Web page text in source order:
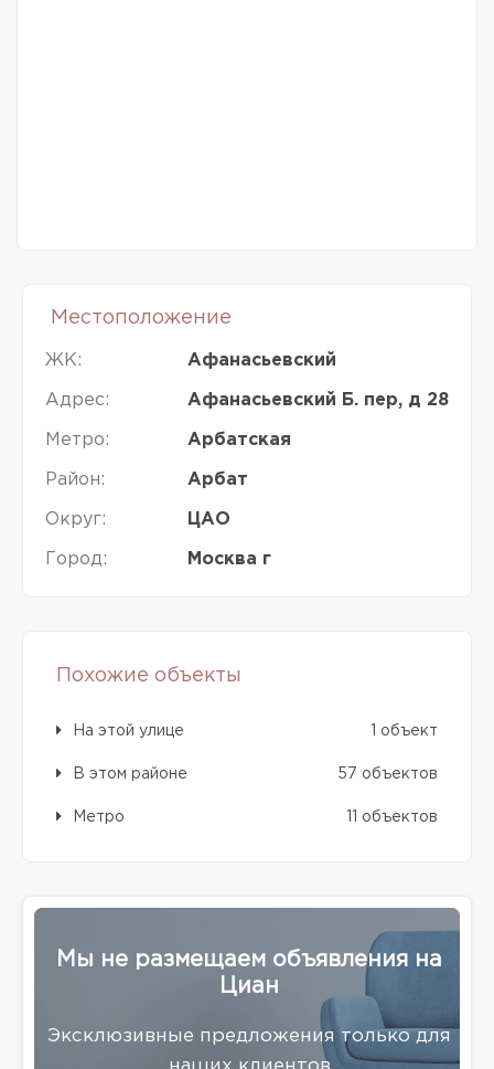
Местоположение
ЖК: Афанасьевский
Адрес: Афанасьевский Б. пер, д 28
Метро: Арбатская
Район: Арбат
Округ: ЦАО
Город: Москва г
Похожие объекты
На этой улице 1 объект
В этом районе 57 объектов
Метро 11 объектов
Мы не размещаем объявления на
Циан
Эксклюзивные предложения только для